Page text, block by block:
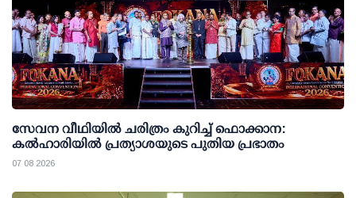
സേവന വീഥിയില്‍ ചരിത്രം കുറിച്ച് ഫൊക്കാന:
കല്‍ഹാരിയില്‍ പ്രത്യാശയുടെ പുതിയ പ്രഭാതം
07 08 2026